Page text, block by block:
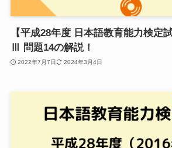
【平成28年度 日本語教育能力検定
Ⅲ 問題14の解説！
2022年7月7日 2024年3月4日